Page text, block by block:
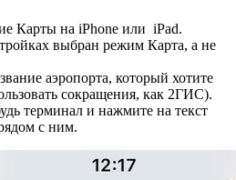
Карты на iPhone или iPad.
выбран режим Карта, а не
аэропорта, который хотите
сокращения, как 2ГИС).
терминал и нажмите на текст
с ним.